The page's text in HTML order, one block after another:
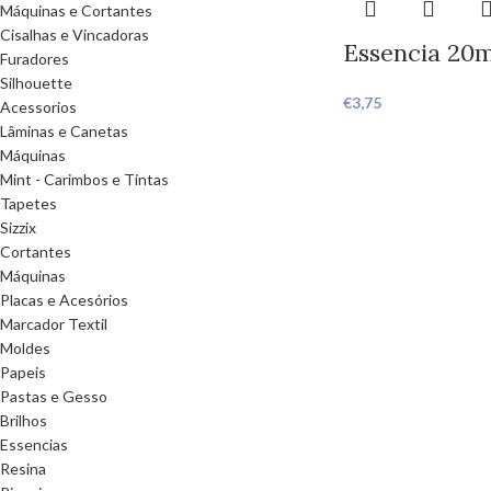
Máquinas e Cortantes
Cisalhas e Vincadoras
Furadores
Silhouette
Acessorios
Lâminas e Canetas
Máquinas
Mint - Carimbos e Tintas
Tapetes
Sizzix
Cortantes
Máquinas
Placas e Acesórios
Marcador Textil
Moldes
Papeis
Pastas e Gesso
Brilhos
Essencias
Resina
Essencia
€3,75